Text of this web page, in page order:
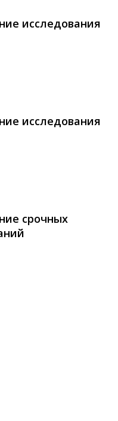
исследования
исследования
срочных